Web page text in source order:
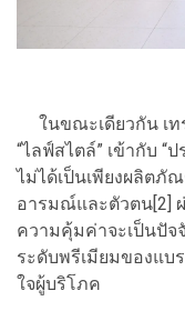
ในขณะเดียวกัน เท
“ไลฟ์สไตล์” เข้ากับ
ไม่ได้เป็นเพียงผลิตภั
อารมณ์และตัวตน[2]
ความคุ้มค่าจะเป็นปั
ระดับพรีเมียมของแบ
ใจผู้บริโภค